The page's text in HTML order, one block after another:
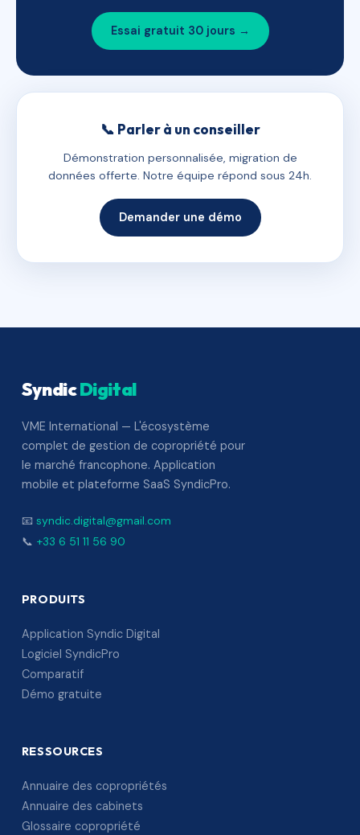
Essai gratuit 30 jours →
📞 Parler à un conseiller
Démonstration personnalisée, migration de
données offerte. Notre équipe répond sous 24h.
Demander une démo
SyndicDigital
VME International — L'écosystème
complet de gestion de copropriété pour
le marché francophone. Application
mobile et plateforme SaaS SyndicPro.
📧 syndic.digital@gmail.com
📞 +33 6 51 11 56 90
PRODUITS
Application Syndic Digital
Logiciel SyndicPro
Comparatif
Démo gratuite
RESSOURCES
Annuaire des copropriétés
Annuaire des cabinets
Glossaire copropriété